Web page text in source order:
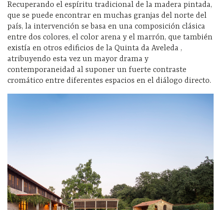
Recuperando el espíritu tradicional de la madera pintada,
que se puede encontrar en muchas granjas del norte del
país, la intervención se basa en una composición clásica
entre dos colores, el color arena y el marrón, que también
existía en otros edificios de la Quinta da Aveleda ,
atribuyendo esta vez un mayor drama y
contemporaneidad al suponer un fuerte contraste
cromático entre diferentes espacios en el diálogo directo.